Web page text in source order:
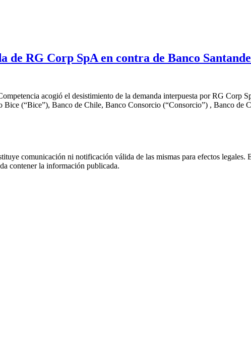
de RG Corp SpA en contra de Banco
acogió el desistimiento de la demanda interpuesta por RG Corp
Bice (“Bice”), Banco de Chile, Banco Consorcio (“Consorcio”) , Banco
comunicación ni notificación válida de las mismas para efectos
contener la información publicada.